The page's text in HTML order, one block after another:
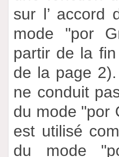
sur l’ accord
mode "por
partir de la
de la page 2).
ne conduit
du mode "por
est utilisé
du mode